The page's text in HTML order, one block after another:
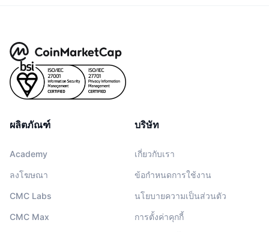
ผลิตภัณฑ์
Academy
ลงโฆษณา
CMC Labs
CMC Max
บริษัท
เกี่ยวกับเรา
ข้อกำหนดการใช้งาน
นโยบายความเป็นส่วนตัว
การตั้งค่าคุกกี้